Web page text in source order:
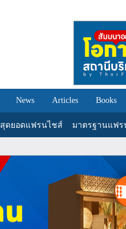
News Articles Books
สุดยอดแฟรนไชส์ มาตรฐานแฟร